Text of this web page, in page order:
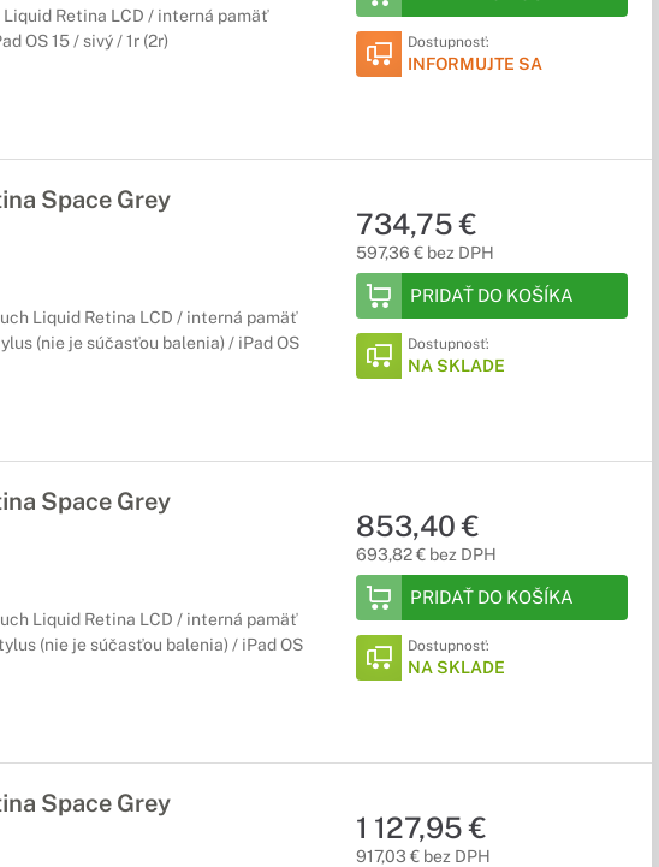
Retina LCD / interná pamäť
OS 15 / sivý / 1r (2r)
Dostupnosť:
INFORMUJTE SA
Space Grey
Liquid Retina LCD / interná pamäť
(nie je súčasťou balenia) / iPad OS
734,75 €
597,36 € bez DPH
PRIDAŤ DO KOŠÍKA
Dostupnosť:
NA SKLADE
Space Grey
Liquid Retina LCD / interná pamäť
(nie je súčasťou balenia) / iPad OS
853,40 €
693,82 € bez DPH
PRIDAŤ DO KOŠÍKA
Dostupnosť:
NA SKLADE
Space Grey
1 127,95 €
917,03 € bez DPH